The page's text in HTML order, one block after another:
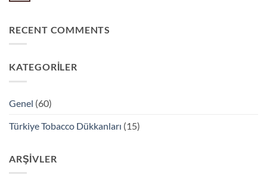
Dükkanı
RECENT COMMENTS
KATEGORILER
Genel (60)
Türkiye Tobacco Dükkanları (15)
ARŞIVLER